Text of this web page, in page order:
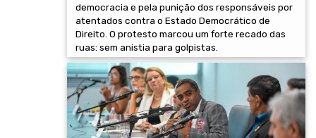
democracia e pela punição dos responsáveis por
atentados contra o Estado Democrático de
Direito. O protesto marcou um forte recado das
ruas: sem anistia para golpistas.